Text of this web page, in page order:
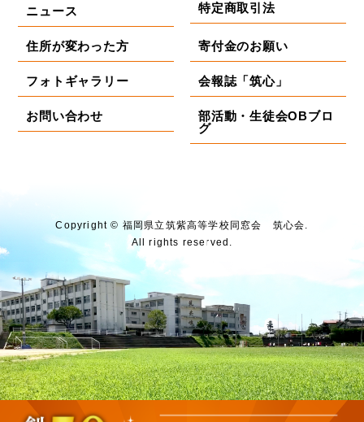
特定商取引法
ニュース
住所が変わった方
フォトギャラリー
お問い合わせ
寄付金のお願い
会報誌「筑心」
部活動・生徒会OBブロ
グ
Copyright © 福岡県⽴筑紫⾼等学校同窓会 筑⼼会.
All rights reserved.